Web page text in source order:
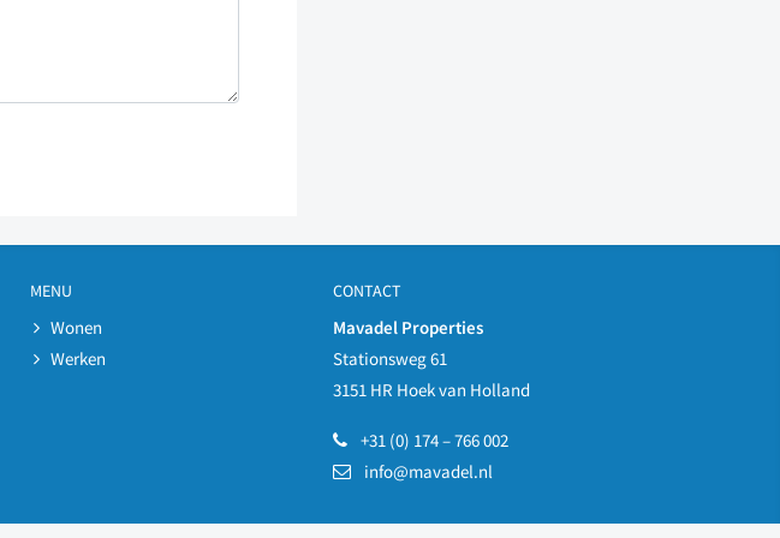
MENU
Wonen
Werken
CONTACT
Mavadel Properties
Stationsweg 61
3151 HR Hoek van Holland
+31 (0) 174 – 766 002
info@mavadel.nl